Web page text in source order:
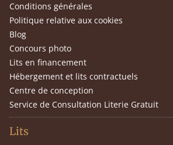
Conditions générales
Politique relative aux cookies
Blog
Concours photo
Lits en financement
Hébergement et lits contractuels
Centre de conception
Service de Consultation Literie Gratuit
Lits